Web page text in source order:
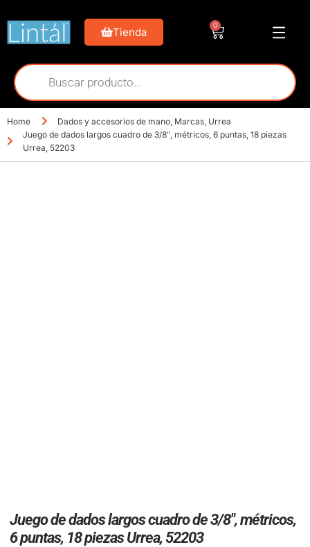
Tienda
0
Home Dados y accesorios de mano, Marcas, Urrea
Juego de dados largos cuadro de 3/8″, métricos, 6 puntas, 18 piezas
Urrea, 52203
Juego de dados largos cuadro de 3/8″, métricos,
6 puntas, 18 piezas Urrea, 52203